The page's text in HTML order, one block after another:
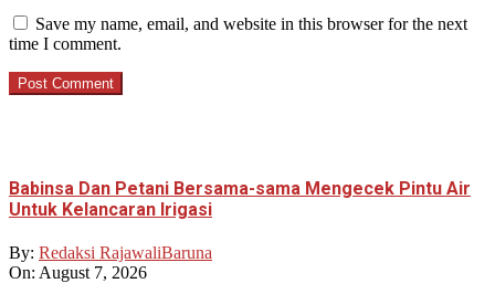
Save my name, email, and website in this browser for the next
time I comment.
Babinsa Dan Petani Bersama-sama Mengecek Pintu Air
Untuk Kelancaran Irigasi
By: Redaksi RajawaliBaruna
On: August 7, 2026